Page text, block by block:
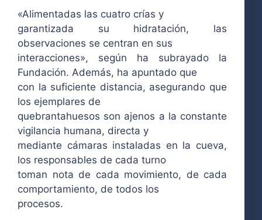
«Alimentadas las cuatro crías y
garantizada su hidratación, las
observaciones se centran en sus
interacciones», según ha subrayado la
Fundación. Además, ha apuntado que
con la suficiente distancia, asegurando que
los ejemplares de
quebrantahuesos son ajenos a la constante
vigilancia humana, directa y
mediante cámaras instaladas en la cueva,
los responsables de cada turno
toman nota de cada movimiento, de cada
comportamiento, de todos los
procesos.